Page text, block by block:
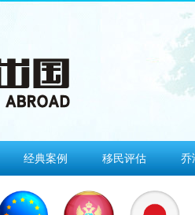
经典案例 移民评估 乔